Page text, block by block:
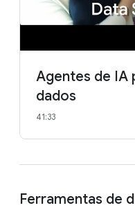
Agentes de IA
dados
41:33
Ferramentas de